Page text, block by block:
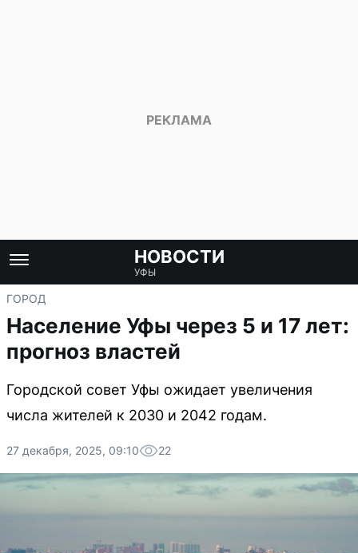
НОВОСТИ
УФЫ
ГОРОД
Население Уфы через 5 и 17 лет:
прогноз властей
Городской совет Уфы ожидает увеличения
числа жителей к 2030 и 2042 годам.
27 декабря, 2025, 09:10 22